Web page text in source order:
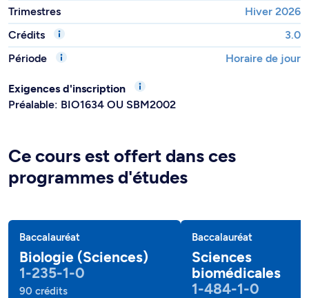
Trimestres
Hiver 2026
Crédits
3.0
Période
Horaire de jour
Exigences d'inscription
Préalable: BIO1634 OU SBM2002
Ce cours est offert dans ces
programmes d'études
Baccalauréat
Biologie (Sciences)
1-235-1-0
90 crédits
Baccalauréat
Sciences
biomédicales
1-484-1-0